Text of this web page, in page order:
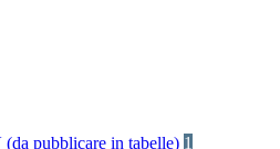
pubblicare in tabelle) 1